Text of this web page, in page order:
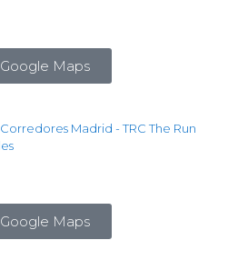
Google Maps
Google Maps